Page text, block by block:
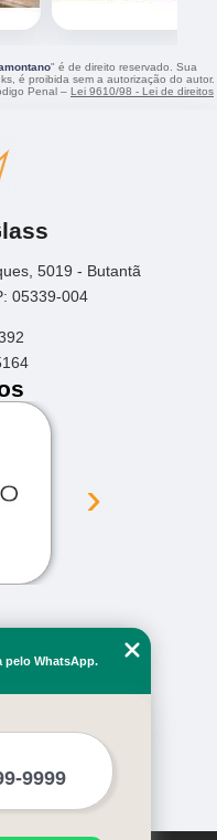
" é de direito reservado. Sua
é proibida sem a autorização do autor.
Penal – Lei 9610/98 - Lei de direitos
5019 - Butantã
05339-004
›
pelo WhatsApp.